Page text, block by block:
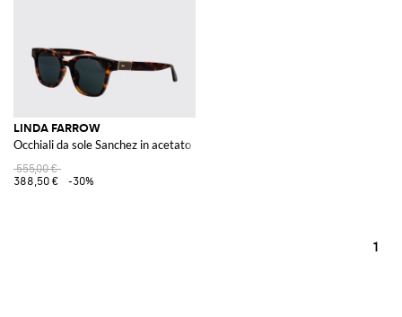
LINDA FARROW
Occhiali da sole Sanchez in acetato
555,00 €
388,50 €
-30%
1